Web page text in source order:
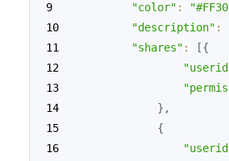
"color" :
"description" :
"shares" : [{
} ,
{